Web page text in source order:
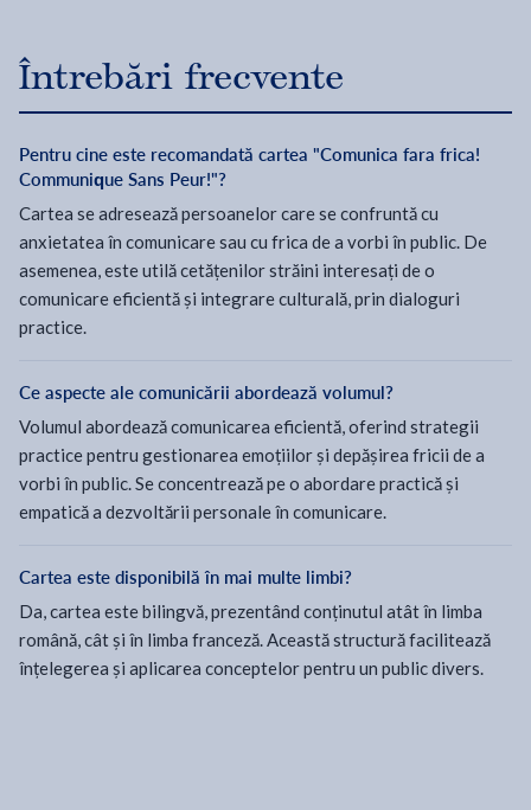
Întrebări frecvente
Pentru cine este recomandată cartea "Comunica fara frica!
Communique Sans Peur!"?
Cartea se adresează persoanelor care se confruntă cu
anxietatea în comunicare sau cu frica de a vorbi în public. De
asemenea, este utilă cetățenilor străini interesați de o
comunicare eficientă și integrare culturală, prin dialoguri
practice.
Ce aspecte ale comunicării abordează volumul?
Volumul abordează comunicarea eficientă, oferind strategii
practice pentru gestionarea emoțiilor și depășirea fricii de a
vorbi în public. Se concentrează pe o abordare practică și
empatică a dezvoltării personale în comunicare.
Cartea este disponibilă în mai multe limbi?
Da, cartea este bilingvă, prezentând conținutul atât în limba
română, cât și în limba franceză. Această structură facilitează
înțelegerea și aplicarea conceptelor pentru un public divers.